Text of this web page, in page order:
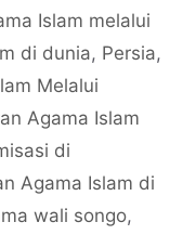
Islam melalui
di dunia, Persia,
Melalui
Agama Islam
di
Agama Islam di
wali songo,